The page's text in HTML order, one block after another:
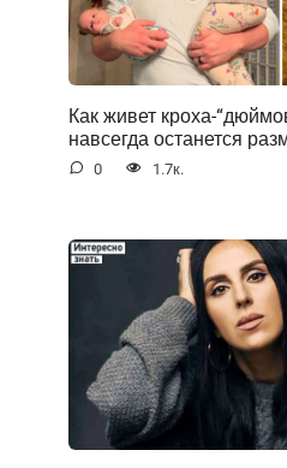
Как живет кроха-
навсегда останется
0 1.7к.